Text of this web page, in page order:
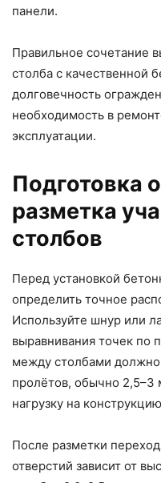
панели.
Правильное сочетание
столба с качественной
долговечность
необходимость в
эксплуатации.
Подготовка
разметка
столбов
Перед установкой
определить точное
Используйте шнур или
выравнивания точек по
между столбами должно
пролётов, обычно 2,5–3
нагрузку на
После разметки
отверстий зависит от